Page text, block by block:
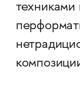
техниками